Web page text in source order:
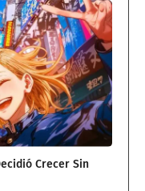
Crecer Sin